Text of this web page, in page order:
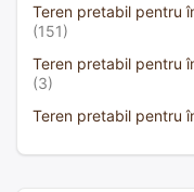
Teren pretabil pentru
(151)
Teren pretabil pentru
(3)
Teren pretabil pentru